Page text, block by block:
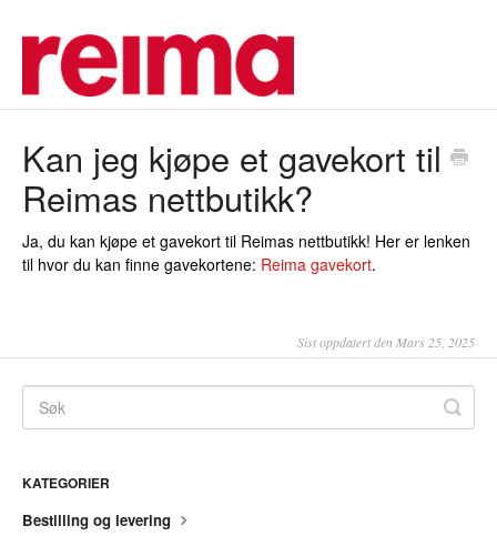
Kan jeg kjøpe et gavekort til
Reimas nettbutikk?
Ja, du kan kjøpe et gavekort til Reimas nettbutikk! Her er lenken
til hvor du kan finne gavekortene: Reima gavekort.
Sist oppdatert den Mars 25, 2025
KATEGORIER
Bestilling og levering